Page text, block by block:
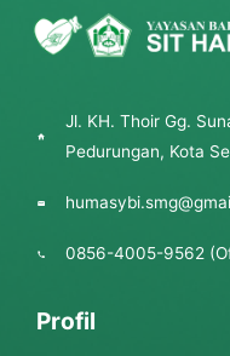
Jl. KH. Thoir Gg.
Pedurungan, Kota
0856-4005-9562
Profil